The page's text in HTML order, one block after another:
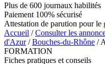
Plus de 600 journaux habilités
Paiement 100% sécurisé
Attestation de parution pour le
Accueil /Consulter les
d'Azur/Bouches-du-Rhône /
FORMATION
Fiches pratiques et conseils